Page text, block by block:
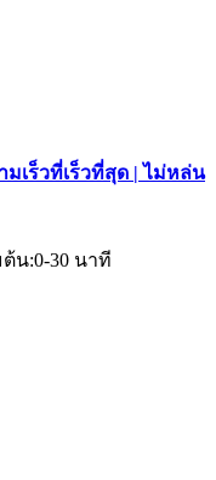
เร็วที่เร็วที่สุด | ไม่หล่น
ต้น:0-30 นาที